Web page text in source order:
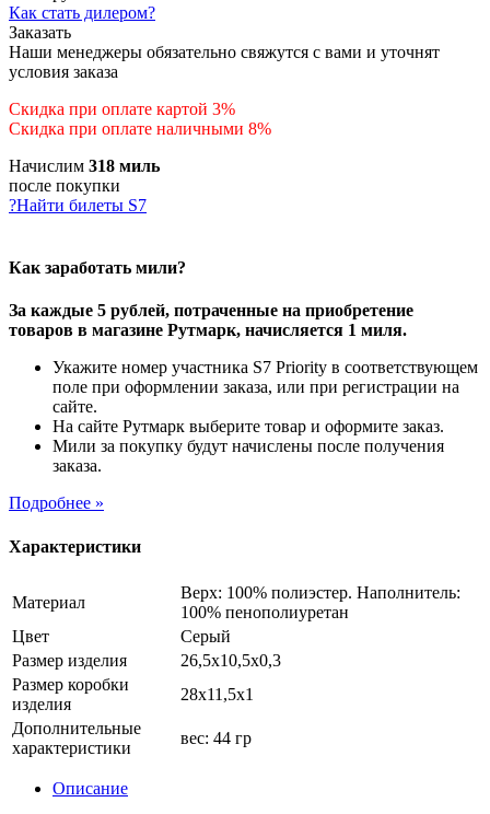
Как стать дилером?
Заказать
Наши менеджеры обязательно свяжутся с вами и уточнят
условия заказа
Скидка при оплате картой 3%
Скидка при оплате наличными 8%
Начислим 318 миль
после покупки
?Найти билеты S7
Как заработать мили?
За каждые 5 рублей, потраченные на приобретение
товаров в магазине Рутмарк, начисляется 1 миля.
Укажите номер участника S7 Priority в соответствующем
поле при оформлении заказа, или при регистрации на
сайте.
На сайте Рутмарк выберите товар и оформите заказ.
Мили за покупку будут начислены после получения
заказа.
Подробнее »
Характеристики
Материал
Верх: 100% полиэстер. Наполнитель:
100% пенополиуретан
Цвет
Серый
Размер изделия
26,5х10,5х0,3
Размер коробки
изделия
28х11,5х1
Дополнительные
характеристики
вес: 44 гр
Описание